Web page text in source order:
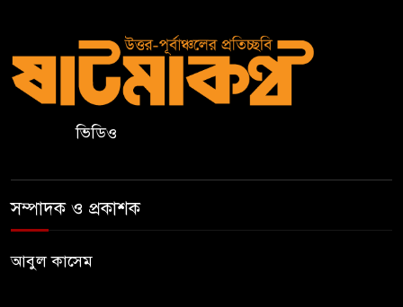
২০ আগস্ট রাষ্ট্রপতি নির্বাচন,
ভিডিও
সম্পাদক ও প্রকাশক
আবুল কাসেম